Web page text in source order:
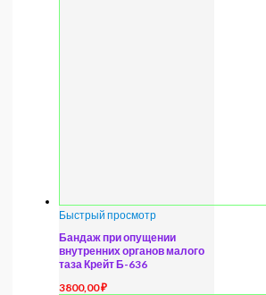
Быстрый просмотр
Бандаж при опущении
внутренних органов малого
таза Крейт Б-636
3800,00₽